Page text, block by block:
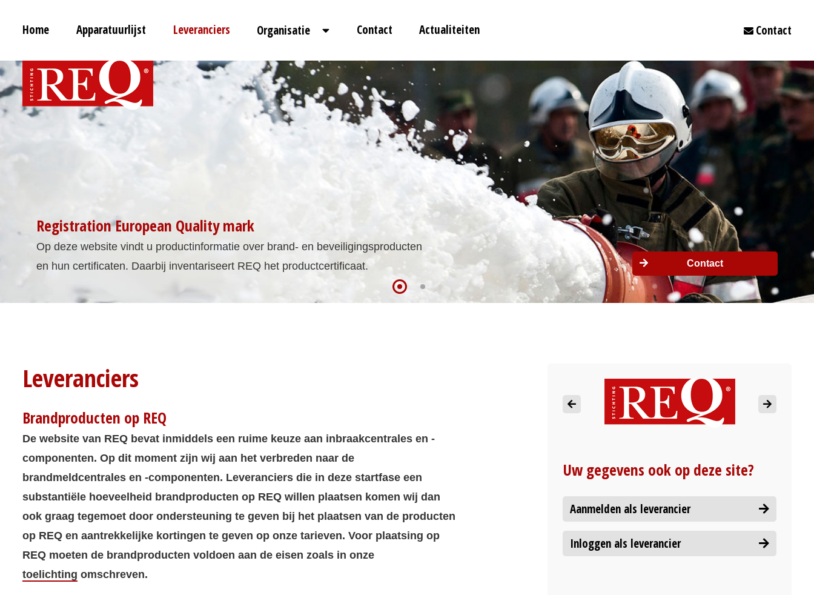
Home Apparatuurlijst Leveranciers Organisatie Contact Actualiteiten Contact
Contact
Registration European Quality mark
Op deze website vindt u productinformatie over brand- en beveiligingsproducten
en hun certificaten. Daarbij inventariseert REQ het productcertificaat.
Leveranciers
Brandproducten op REQ
De website van REQ bevat inmiddels een ruime keuze aan inbraakcentrales en -
componenten. Op dit moment zijn wij aan het verbreden naar de
brandmeldcentrales en -componenten. Leveranciers die in deze startfase een
substantiële hoeveelheid brandproducten op REQ willen plaatsen komen wij dan
ook graag tegemoet door ondersteuning te geven bij het plaatsen van de producten
op REQ en aantrekkelijke kortingen te geven op onze tarieven. Voor plaatsing op
REQ moeten de brandproducten voldoen aan de eisen zoals in onze
toelichting omschreven.
Uw gegevens ook op deze site?
Aanmelden als leverancier
Inloggen als leverancier